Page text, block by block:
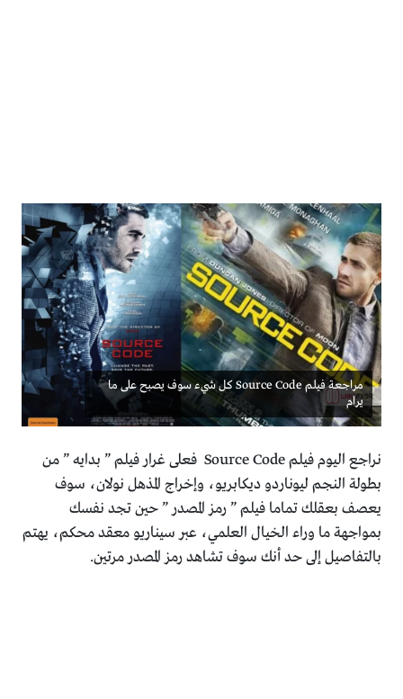
مراجعة فيلم Source Code كل شيء سوف يصبح على ما
يرام
نراجع اليوم فيلم Source Code فعلى غرار فيلم ” بدايه ” من
بطولة النجم ليوناردو ديكابريو، وإخراج المذهل نولان، سوف
يعصف بعقلك تماما فيلم ” رمز المصدر ” حين تجد نفسك
بمواجهة ما وراء الخيال العلمي، عبر سيناريو معقد محكم، يهتم
بالتفاصيل إلى حد أنك سوف تشاهد رمز المصدر مرتين.